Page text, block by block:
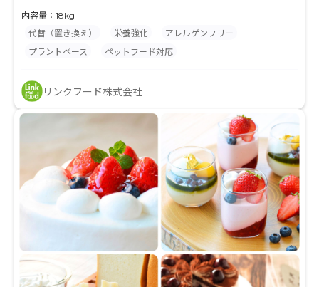
レルギー対応・代替品。
内容量：18kg
代替（置き換え）
栄養強化
アレルゲンフリー
プラントベース
ペットフード対応
リンクフード株式会社